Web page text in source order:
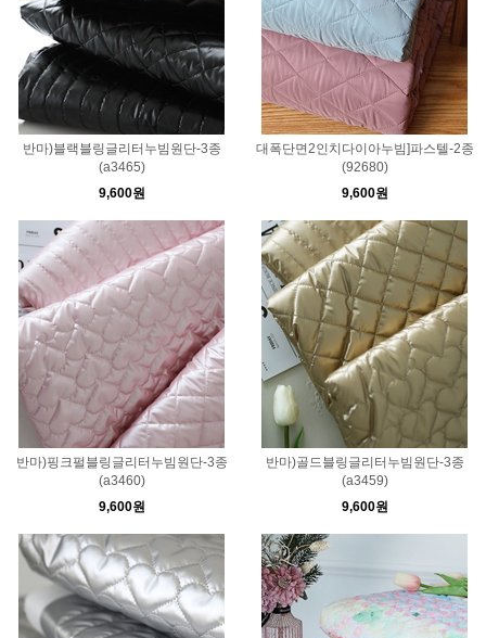
반마)블랙블링글리터누빔원단-3종
(a3465)
9,600원
대폭단면2인치다이아누빔]파스텔-2종
(92680)
9,600원
반마)핑크펄블링글리터누빔원단-3종
(a3460)
9,600원
반마)골드블링글리터누빔원단-3종
(a3459)
9,600원